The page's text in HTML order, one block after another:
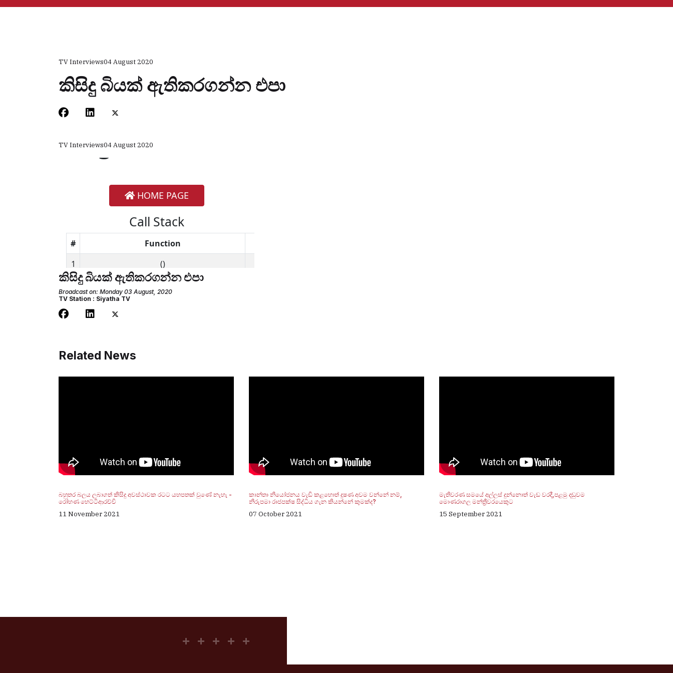
TV Interviews04 August 2020
කිසිදු බියක් ඇතිකරගන්න එපා
TV Interviews04 August 2020
කිසිදු බියක් ඇතිකරගන්න එපා
Broadcast on: Monday 03 August, 2020
TV Station : Siyatha TV
Related News
බහුතර බලය ලබාගත් කිසිදු අවස්ථාවක රටට යහපතක් වුණේ නැහැ -
රෝහණ හෙට්ටිආරච්චි
11 November 2021
කාන්තා නියෝජනය වැඩි කළහොත් දූෂණ අවම වන්නේ නම්,
නිරුපමා රාජපක්ෂ සිද්ධිය ගැන කියන්නේ කුමක්ද?
07 October 2021
මැතිවරණ සමයේ අල්ලස් දුන්නොත් වැඩ වරදී,පළමු දඬුවම
මොණරාගල මන්ත්‍රීවරයෙකුට
15 September 2021